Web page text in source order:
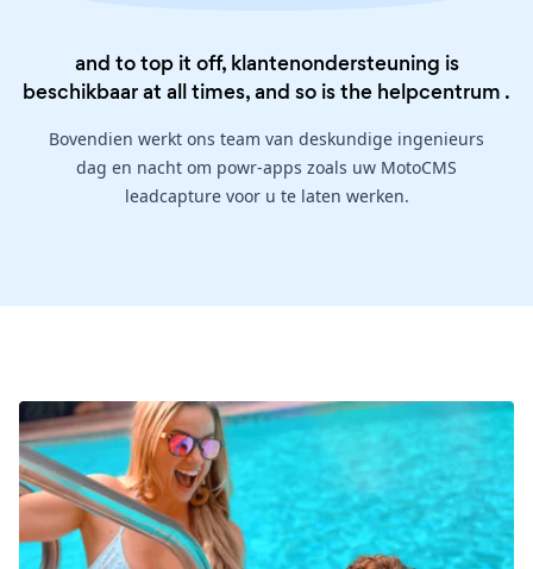
and to top it off, klantenondersteuning is
beschikbaar at all times, and so is the helpcentrum .
Bovendien werkt ons team van deskundige ingenieurs
dag en nacht om powr-apps zoals uw MotoCMS
leadcapture voor u te laten werken.